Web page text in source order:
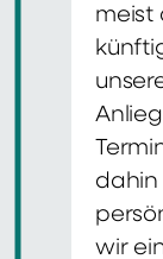
meist
dahin
wir